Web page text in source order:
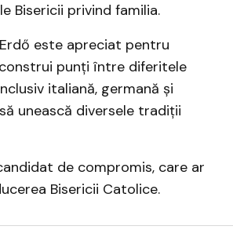
Bisericii privind familia.
este apreciat pentru
punți între diferitele
italiană, germană și
unească diversele tradiții
de compromis, care ar
Bisericii Catolice.​